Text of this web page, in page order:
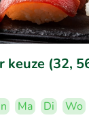
keuze (32,
Ma Di Wo